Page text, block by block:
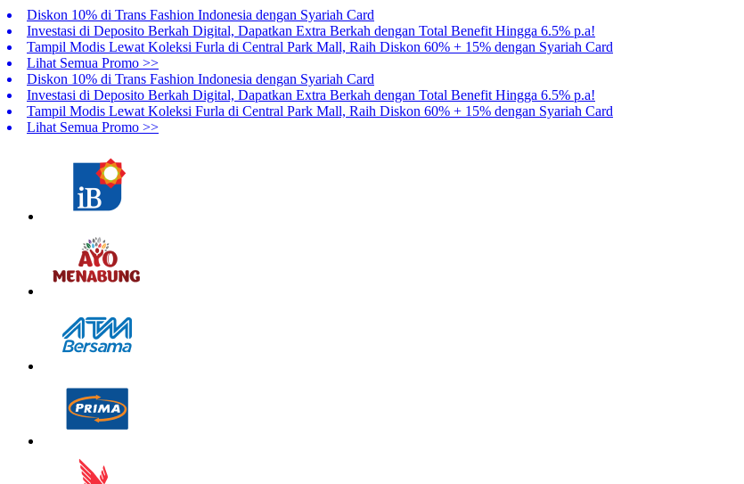
Diskon 10% di Trans Fashion Indonesia dengan Syariah Card
Investasi di Deposito Berkah Digital, Dapatkan Extra Berkah dengan Total Benefit Hingga 6.5% p.a!
Tampil Modis Lewat Koleksi Furla di Central Park Mall, Raih Diskon 60% + 15% dengan Syariah Card
Lihat Semua Promo >>
Diskon 10% di Trans Fashion Indonesia dengan Syariah Card
Investasi di Deposito Berkah Digital, Dapatkan Extra Berkah dengan Total Benefit Hingga 6.5% p.a!
Tampil Modis Lewat Koleksi Furla di Central Park Mall, Raih Diskon 60% + 15% dengan Syariah Card
Lihat Semua Promo >>